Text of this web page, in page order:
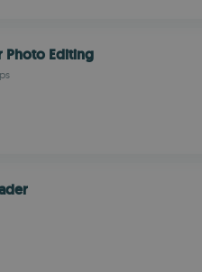
Photo Editing